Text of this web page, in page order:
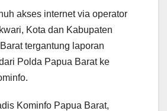
akses internet via operator
Kota dan Kabupaten
tergantung laporan
Polda Papua Barat ke
Kominfo Papua Barat,